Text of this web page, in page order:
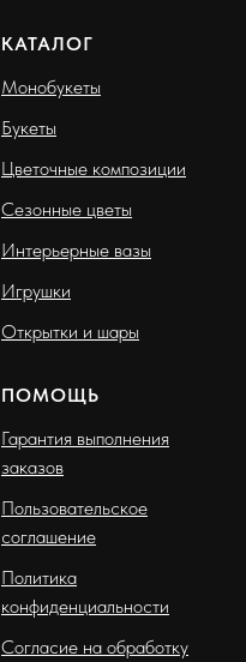
КАТАЛОГ
Монобукеты
Букеты
Цветочные композиции
Сезонные цветы
Интерьерные вазы
Игрушки
Открытки и шары
ПОМОЩЬ
Гарантия выполнения
заказов
Пользовательское
соглашение
Политика
конфиденциальности
Согласие на обработку